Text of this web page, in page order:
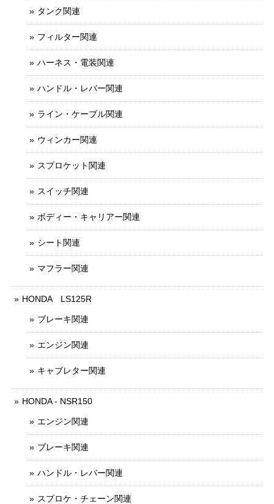
タンク関連
フィルター関連
ハーネス・電装関連
ハンドル・レバー関連
ライン・ケーブル関連
ウィンカー関連
スプロケット関連
スイッチ関連
ボディー・キャリアー関連
シート関連
マフラー関連
HONDA LS125R
ブレーキ関連
エンジン関連
キャブレター関連
HONDA - NSR150
エンジン関連
ブレーキ関連
ハンドル・レバー関連
スプロケ・チェーン関連